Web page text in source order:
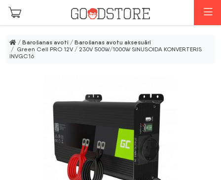
Skip to main content
/ Barošanas avoti / Barošanas avotu aksesuāri
/ Green Cell PRO 12V / 230V 500W/1000W SINUSOIDA KONVERTERIS
INVGC16